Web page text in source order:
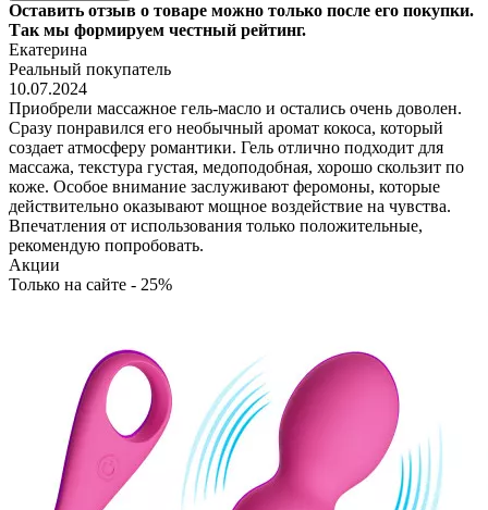
Оставить отзыв о товаре можно только после его покупки.
Так мы формируем честный рейтинг.
Екатерина
Реальный покупатель
10.07.2024
Приобрели массажное гель-масло и остались очень доволен.
Сразу понравился его необычный аромат кокоса, который
создает атмосферу романтики. Гель отлично подходит для
массажа, текстура густая, медоподобная, хорошо скользит по
коже. Особое внимание заслуживают феромоны, которые
действительно оказывают мощное воздействие на чувства.
Впечатления от использования только положительные,
рекомендую попробовать.
Акции
Только на сайте - 25%